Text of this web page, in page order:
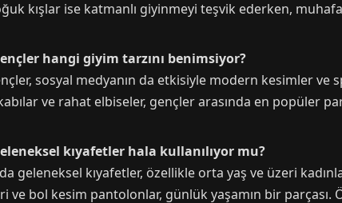
kışlar ise katmanlı giyinmeyi teşvik ederken,
hangi giyim tarzını benimsiyor?
sosyal medyanın da etkisiyle modern kesimler ve
ve rahat elbiseler, gençler arasında en popüler
kıyafetler hala kullanılıyor mu?
geleneksel kıyafetler, özellikle orta yaş ve üzeri
ve bol kesim pantolonlar, günlük yaşamın bir